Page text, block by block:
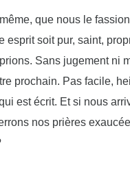
que nous le
esprit soit pur, saint,
Sans jugement ni
prochain. Pas facile,
est écrit. Et si nous
nos prières